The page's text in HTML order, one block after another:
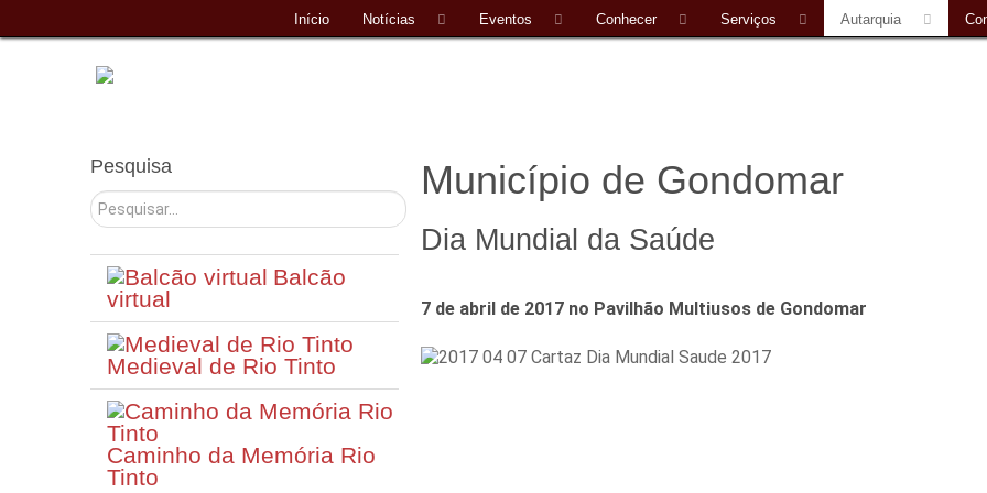
Início Notícias Eventos Conhecer Serviços Autarquia
Pesquisa
Pesquisar
Balcão
virtual
Medieval de Rio Tinto
Caminho da Memória Rio
Tinto
Município de Gondomar
Dia Mundial da Saúde
7 de abril de 2017 no Pavilhão Multiusos de Gondomar